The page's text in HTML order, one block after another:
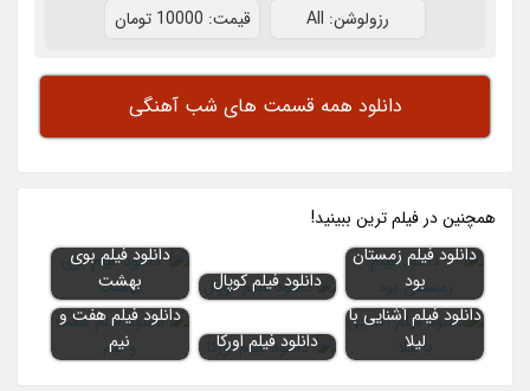
رزولوشن: All قيمت: 10000 تومان
دانلود همه قسمت های شب آهنگی
همچنين در فيلم ترين ببينيد!
دانلود فیلم زمستان
بود
دانلود فیلم کوپال
دانلود فیلم بوی
بهشت
دانلود فیلم آشنایی با
لیلا
دانلود فیلم اورکا
دانلود فیلم هفت و
نیم